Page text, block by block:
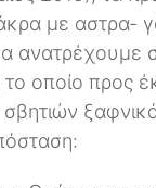
με αστρα-
ανατρέχουμε
το οποίο προς